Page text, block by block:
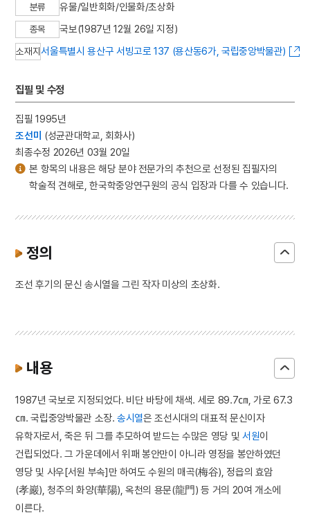
분류 유물/일반회화/인물화/초상화
종목 국보(1987년 12월 26일 지정)
소재지 서울특별시 용산구 서빙고로 137 (용산동6가, 국립중앙박물관)
집필 및 수정
집필 1995년
조선미 (성균관대학교, 회화사)
최종수정 2026년 03월 20일
본 항목의 내용은 해당 분야 전문가의 추천으로 선정된 집필자의
학술적 견해로, 한국학중앙연구원의 공식 입장과 다를 수 있습니다.
정의
조선 후기의 문신 송시열을 그린 작자 미상의 초상화.
내용
1987년 국보로 지정되었다. 비단 바탕에 채색. 세로 89.7㎝, 가로 67.3
㎝. 국립중앙박물관 소장.송시열은 조선시대의 대표적 문신이자
유학자로서, 죽은 뒤 그를 추모하여 받드는 수많은 영당 및 서원이
건립되었다. 그 가운데에서 위패 봉안만이 아니라 영정을 봉안하였던
영당 및 사우[서원 부속]만 하여도 수원의 매곡(梅谷), 정읍의 효암
(孝巖), 청주의 화양(華陽), 옥천의 용문(龍門) 등 거의 20여 개소에
이른다.